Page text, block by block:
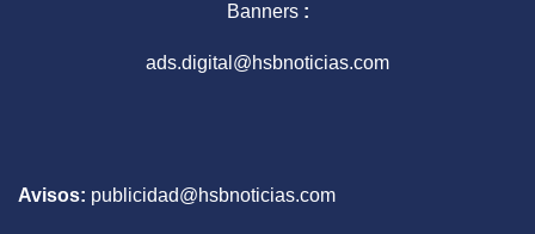
Banners :
ads.digital@hsbnoticias.com
Avisos: publicidad@hsbnoticias.com